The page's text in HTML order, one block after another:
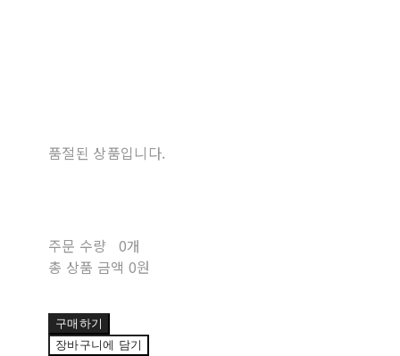
품절된 상품입니다.
주문 수량
0개
총 상품 금액 0원
구매하기
장바구니에 담기